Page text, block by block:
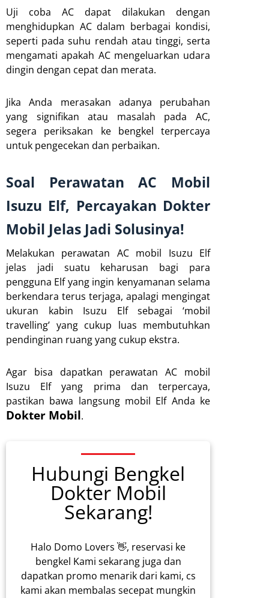
Uji coba AC dapat dilakukan dengan
menghidupkan AC dalam berbagai kondisi,
seperti pada suhu rendah atau tinggi, serta
mengamati apakah AC mengeluarkan udara
dingin dengan cepat dan merata.
Jika Anda merasakan adanya perubahan
yang signifikan atau masalah pada AC,
segera periksakan ke bengkel terpercaya
untuk pengecekan dan perbaikan.
Soal Perawatan AC Mobil
Isuzu Elf, Percayakan Dokter
Mobil Jelas Jadi Solusinya!
Melakukan perawatan AC mobil Isuzu Elf
jelas jadi suatu keharusan bagi para
pengguna Elf yang ingin kenyamanan selama
berkendara terus terjaga, apalagi mengingat
ukuran kabin Isuzu Elf sebagai ‘mobil
travelling’ yang cukup luas membutuhkan
pendinginan ruang yang cukup ekstra.
Agar bisa dapatkan perawatan AC mobil
Isuzu Elf yang prima dan terpercaya,
pastikan bawa langsung mobil Elf Anda ke
Dokter Mobil.
Hubungi Bengkel
Dokter Mobil
Sekarang!
Halo Domo Lovers 👋, reservasi ke
bengkel Kami sekarang juga dan
dapatkan promo menarik dari kami, cs
kami akan membalas secepat mungkin